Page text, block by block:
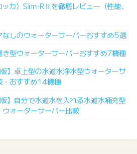
カ）Slim-RⅡを徹底レビュー（性能、
なしのウォーターサーバーおすすめ5選
き型ウォーターサーバーおすすめ7機種
】卓上型の水道水浄水型ウォーターサ
・おすすめ14機種
】自分で水道水を入れる水道水補充型
ウォーターサーバー比較